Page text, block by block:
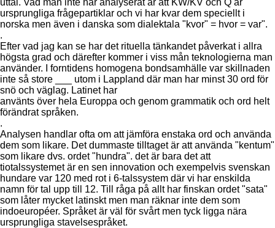
uttal. Vad man inte har analyserat är att KW/KV och Q är
ursprungliga frågepartiklar och vi har kvar dem speciellt i
norska men även i danska som dialektala "kvor" = hvor = var".
.
Efter vad jag kan se har det rituella tänkandet påverkat i allra
högsta grad och därefter kommer i viss mån teknologierna man
använder. I forntidens homogena bondsamhälle var skillnaden
inte så store ___ utom i Lappland där man har minst 30 ord för
snö och väglag. Latinet har
använts över hela Europpa och genom grammatik och ord helt
förändrat språken.
.
Analysen handlar ofta om att jämföra enstaka ord och använda
dem som likare. Det dummaste tilltaget är att använda "kentum"
som likare dvs. ordet "hundra". det är bara det att
tiotalssystemet är en sen innovation och exempelvis svenskan
hundare var 120 med rot i 6-talssystem där vi har enskilda
namn för tal upp till 12. Till råga på allt har finskan ordet "sata"
som låter mycket latinskt men man räknar inte dem som
indoeuropéer. Språket är väl för svårt men tyck ligga nära
ursprungliga stavelsespråket.